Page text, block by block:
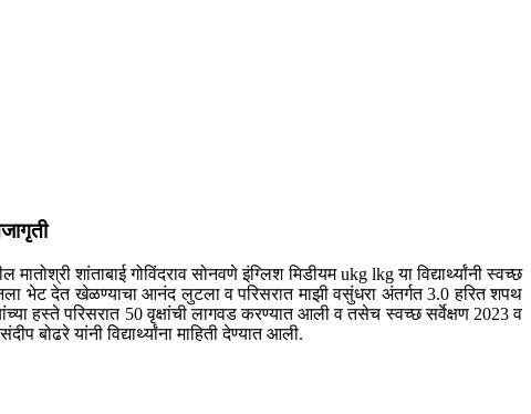
शांताबाई गोविंदराव सोनवणे इंग्लिश मिडीयम ukg lkg या विद्यार्थ्यांनी स्वच्छ
भेट देत खेळण्याचा आनंद लुटला व परिसरात माझी वसुंधरा अंतर्गत 3.0 हरित शपथ
हस्ते परिसरात 50 वृक्षांची लागवड करण्यात आली व तसेच स्वच्छ सर्वेक्षण 2023 व
यांनी विद्यार्थ्यांना माहिती देण्यात आली.